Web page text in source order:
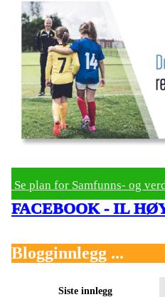
Se plan for Samfunns- og
FACEBOOK - IL
Blogginnlegg ...
Siste innlegg